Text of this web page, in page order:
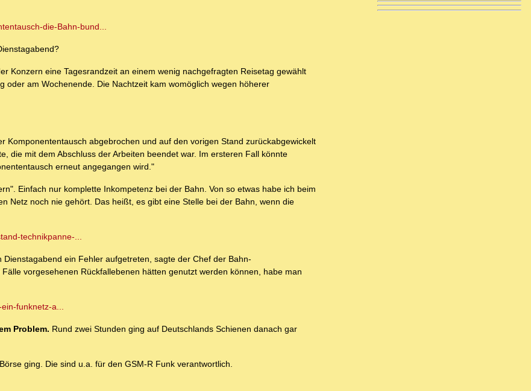
die-Bahn-bund...
Konzern eine Tagesrandzeit an einem wenig nachgefragten Reisetag gewählt
oder am Wochenende. Die Nachtzeit kam womöglich wegen höherer
Komponententausch abgebrochen und auf den vorigen Stand zurückabgewickelt
die mit dem Abschluss der Arbeiten beendet war. Im ersteren Fall könnte
erneut angegangen wird."
Einfach nur komplette Inkompetenz bei der Bahn. Von so etwas habe ich beim
Netz noch nie gehört. Das heißt, es gibt eine Stelle bei der Bahn, wenn die
technikpanne-...
ein Fehler aufgetreten, sagte der Chef der Bahn-
vorgesehenen Rückfallebenen hätten genutzt werden können, habe man
funknetz-a...
Problem. Rund zwei Stunden ging auf Deutschlands Schienen danach gar
ging. Die sind u.a. für den GSM-R Funk verantwortlich.